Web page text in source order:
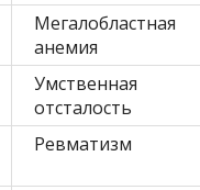
Мегалобластная
анемия
Умственная
отсталость
Ревматизм